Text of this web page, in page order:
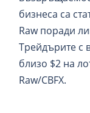
бизнеса са
Raw поради
Трейдърите с
близо $2 на
Raw/CBFX.